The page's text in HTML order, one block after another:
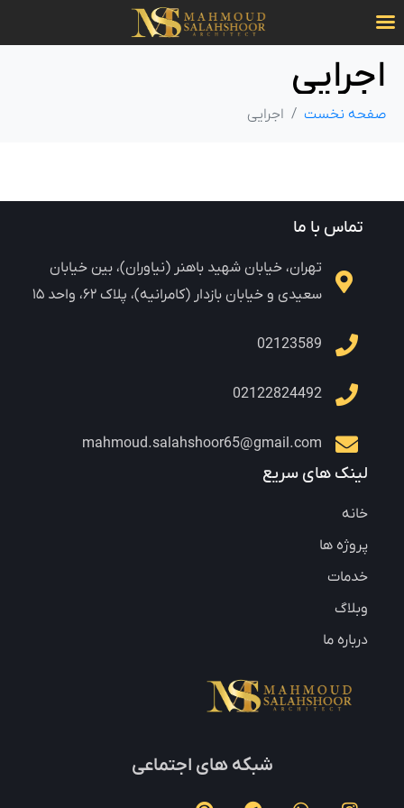
اجرایی
صفحه نخست اجرایی
تماس با ما
تهران، خیابان شهید باهنر (نیاوران)، بین خیابان
سعیدی و خیابان بازدار (کامرانیه)، پلاک ۶۲، واحد ۱۵
02123589
02122824492
mahmoud.salahshoor65@gmail.com
لینک های سریع
خانه
پروژه ها
خدمات
وبلاگ
درباره ما
شبکه های اجتماعی